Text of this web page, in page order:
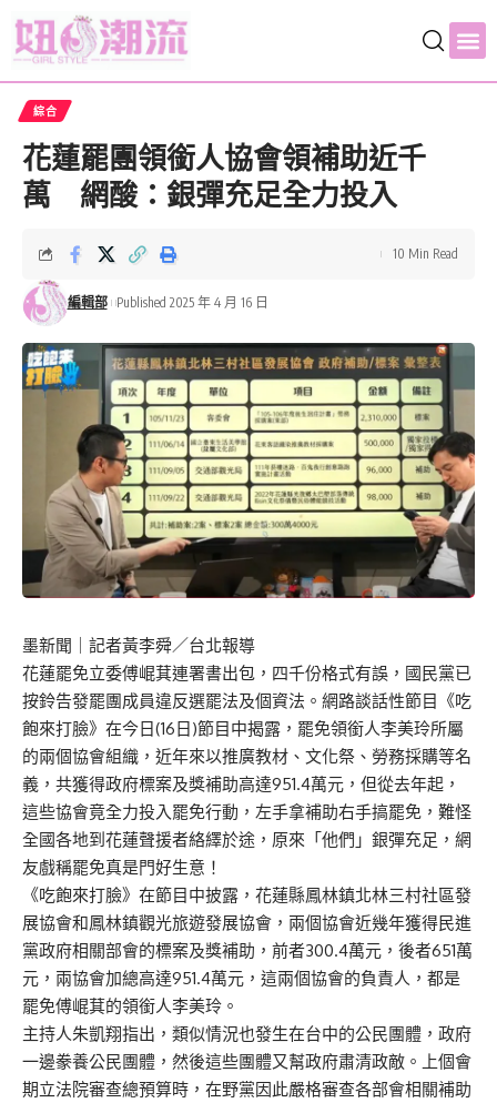
綜合
花蓮罷團領銜人協會領補助近千
萬 網酸：銀彈充足全力投入
編輯部 Published 2025 年 4 月 16 日
10 Min Read
墨新聞 ｜記者黃李舜／台北報導
花蓮罷免立委傅崐萁連署書出包，四千份格式有誤，國民黨已
按鈴告發罷團成員違反選罷法及個資法。網路談話性節目《吃
飽來打臉》在今日(16日)節目中揭露，罷免領銜人李美玲所屬
的兩個協會組織，近年來以推廣教材、文化祭、勞務採購等名
義，共獲得政府標案及獎補助高達951.4萬元，但從去年起，
這些協會竟全力投入罷免行動，左手拿補助右手搞罷免，難怪
全國各地到花蓮聲援者絡繹於途，原來「他們」銀彈充足，網
友戲稱罷免真是門好生意！
《吃飽來打臉》在節目中披露，花蓮縣鳳林鎮北林三村社區發
展協會和鳳林鎮觀光旅遊發展協會，兩個協會近幾年獲得民進
黨政府相關部會的標案及獎補助，前者300.4萬元，後者651萬
元，兩協會加總高達951.4萬元，這兩個協會的負責人，都是
罷免傅崐萁的領銜人李美玲。
主持人朱凱翔指出，類似情況也發生在台中的公民團體，政府
一邊豢養公民團體，然後這些團體又幫政府肅清政敵。上個會
期立法院審查總預算時，在野黨因此嚴格審查各部會相關補助